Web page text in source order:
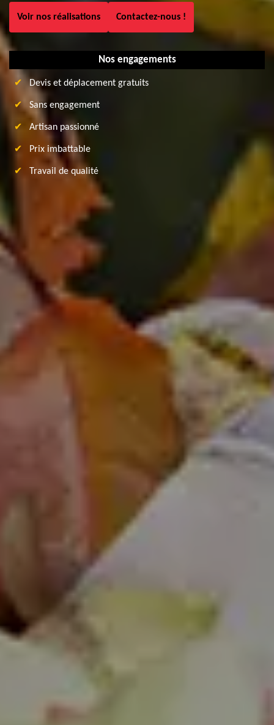
Voir nos réalisations Contactez-nous !
Nos engagements
Devis et déplacement gratuits
Sans engagement
Artisan passionné
Prix imbattable
Travail de qualité